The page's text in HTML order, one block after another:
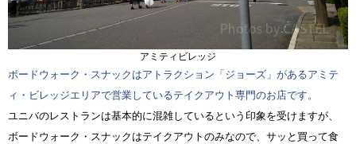
アミティビレッジ
ボードウォーク・スナックはアトラクション「ジョーズ」があるアミテ
ィ・ビレッジエリアで営業しているテイクアウト専門のお店です。
ユニバのレストランは基本的に混雑しているという印象を受けますが、
ボードウォーク・スナックはテイクアウトのみなので、サッと買って食